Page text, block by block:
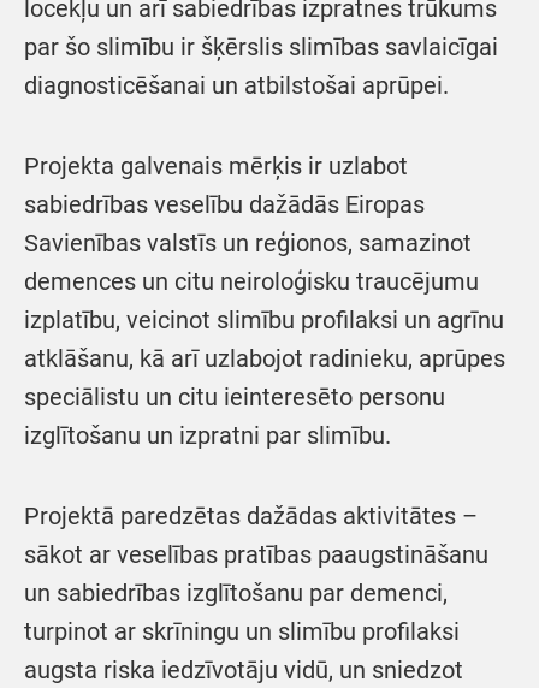
locekļu un arī sabiedrības izpratnes trūkums
par šo slimību ir šķērslis slimības savlaicīgai
diagnosticēšanai un atbilstošai aprūpei.
Projekta galvenais mērķis ir uzlabot
sabiedrības veselību dažādās Eiropas
Savienības valstīs un reģionos, samazinot
demences un citu neiroloģisku traucējumu
izplatību, veicinot slimību profilaksi un agrīnu
atklāšanu, kā arī uzlabojot radinieku, aprūpes
speciālistu un citu ieinteresēto personu
izglītošanu un izpratni par slimību.
Projektā paredzētas dažādas aktivitātes –
sākot ar veselības pratības paaugstināšanu
un sabiedrības izglītošanu par demenci,
turpinot ar skrīningu un slimību profilaksi
augsta riska iedzīvotāju vidū, un sniedzot